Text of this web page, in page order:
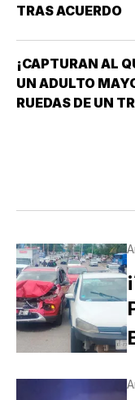
TRAS ACUERDO
¡CAPTURAN AL
UN ADULTO
RUEDAS DE UN